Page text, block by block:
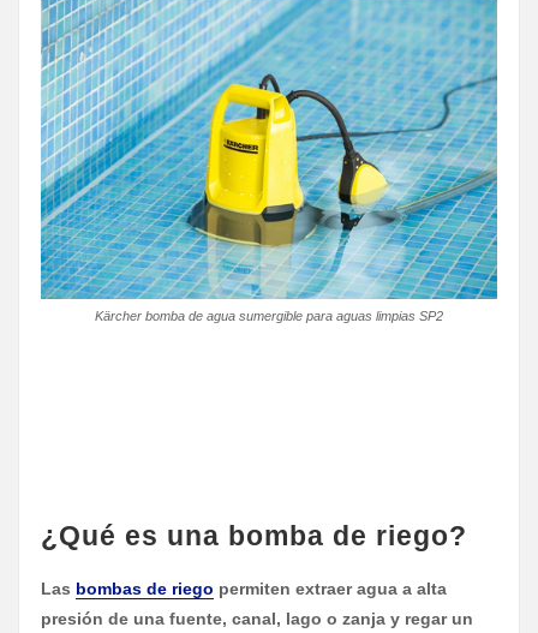
Kärcher bomba de agua sumergible para aguas limpias SP2
¿Qué es una bomba de riego?
Las bombas de riego permiten extraer agua a alta
presión de una fuente, canal, lago o zanja y regar un